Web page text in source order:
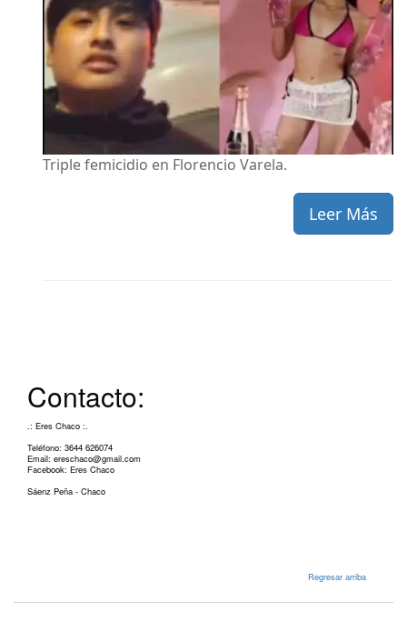
Triple femicidio en Florencio Varela.
Leer Más
Contacto:
.: Eres Chaco :.
Teléfono: 3644 626074
Email: ereschaco@gmail.com
Facebook: Eres Chaco
Sáenz Peña - Chaco
Regresar arriba